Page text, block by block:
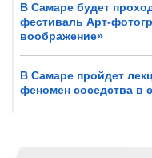
В Самаре будет
фестиваль Арт-
воображение»
В Самаре пройдет
феномен соседства в